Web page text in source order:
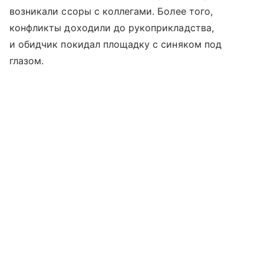
возникали ссоры с коллегами. Более того,
конфликты доходили до рукоприкладства,
и обидчик покидал площадку с синяком под
глазом.